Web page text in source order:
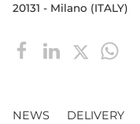
20131 - Milano (ITALY)
NEWS DELIVERY